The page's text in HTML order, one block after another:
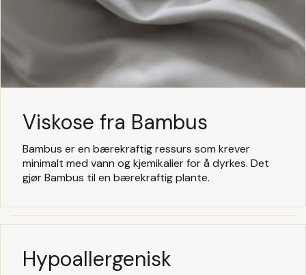
Viskose fra Bambus
Bambus er en bærekraftig ressurs som krever
minimalt med vann og kjemikalier for å dyrkes. Det
gjør Bambus til en bærekraftig plante.
Hypoallergenisk